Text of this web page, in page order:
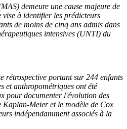
demeure une cause majeure de
à identifier les prédicteurs
de moins de cinq ans admis dans
intensives (UNTI) du
rétrospective portant sur 244 enfants
et anthropométriques ont été
pour documenter l'évolution des
Kaplan-Meier et le modèle de Cox
indépendamment associés à la